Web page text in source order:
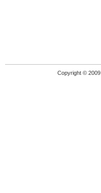
Copyright © 2009